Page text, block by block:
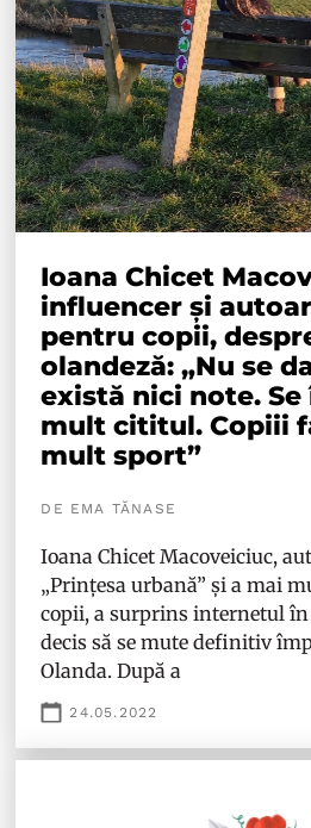
Ioana Chicet
influencer și
pentru copii,
olandeză: „Nu se
există nici note. Se
mult cititul. Copiii
mult sport”
DE EMA TĂNASE
Ioana Chicet Macoveiciuc,
„Prințesa urbană” și a mai
copii, a surprins internetul
decis să se mute definitiv
Olanda. După a
24.05.2022